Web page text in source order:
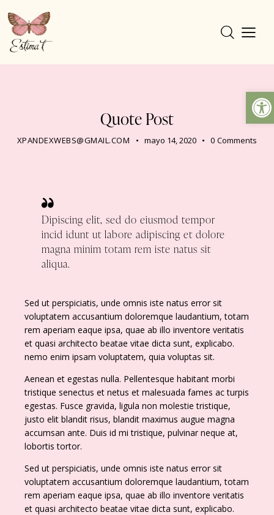
Quote Post
XPANDEXWEBS@GMAIL.COM mayo 14, 2020 0 Comments
Dipiscing elit, sed do eiusmod tempor
incid idunt ut labore adipiscing et dolore
magna minim totam rem iste natus sit
aliqua.
Sed ut perspiciatis, unde omnis iste natus error sit
voluptatem accusantium doloremque laudantium, totam
rem aperiam eaque ipsa, quae ab illo inventore veritatis
et quasi architecto beatae vitae dicta sunt, explicabo.
nemo enim ipsam voluptatem, quia voluptas sit.
Aenean et egestas nulla. Pellentesque habitant morbi
tristique senectus et netus et malesuada fames ac turpis
egestas. Fusce gravida, ligula non molestie tristique,
justo elit blandit risus, blandit maximus augue magna
accumsan ante. Duis id mi tristique, pulvinar neque at,
lobortis tortor.
Sed ut perspiciatis, unde omnis iste natus error sit
voluptatem accusantium doloremque laudantium, totam
rem aperiam eaque ipsa, quae ab illo inventore veritatis
et quasi architecto beatae vitae dicta sunt, explicabo.